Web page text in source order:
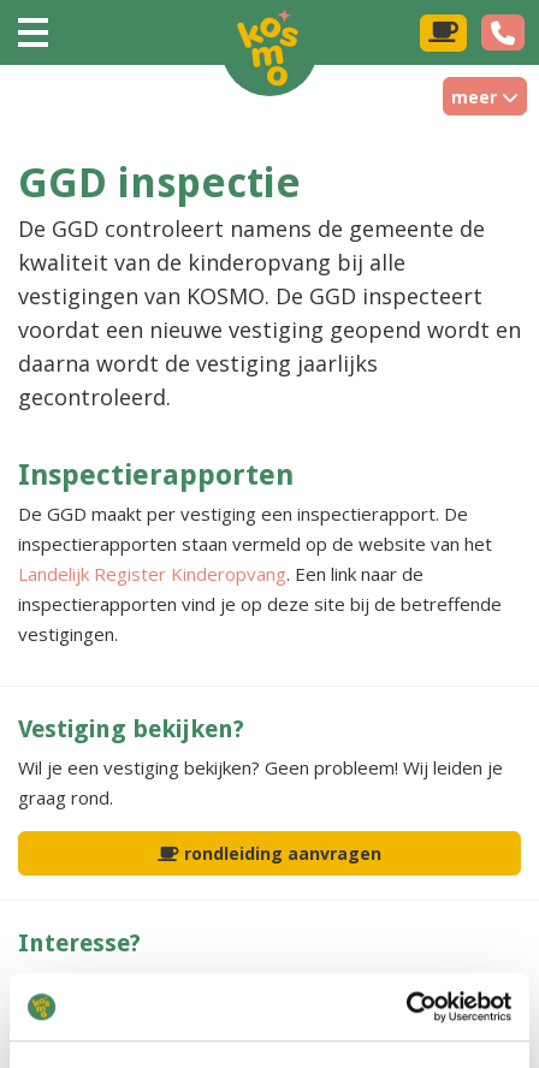
meer
GGD inspectie
De GGD controleert namens de gemeente de
kwaliteit van de kinderopvang bij alle
vestigingen van KOSMO. De GGD inspecteert
voordat een nieuwe vestiging geopend wordt en
daarna wordt de vestiging jaarlijks
gecontroleerd.
Inspectierapporten
De GGD maakt per vestiging een inspectierapport. De
inspectierapporten staan vermeld op de website van het
Landelijk Register Kinderopvang. Een link naar de
inspectierapporten vind je op deze site bij de betreffende
vestigingen.
Vestiging bekijken?
Wil je een vestiging bekijken? Geen probleem! Wij leiden je
graag rond.
rondleiding aanvragen
Interesse?
KOSMO.